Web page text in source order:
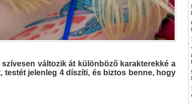
változik át különböző karakterekké a
testét jelenleg 4 díszíti, és biztos benne, hogy